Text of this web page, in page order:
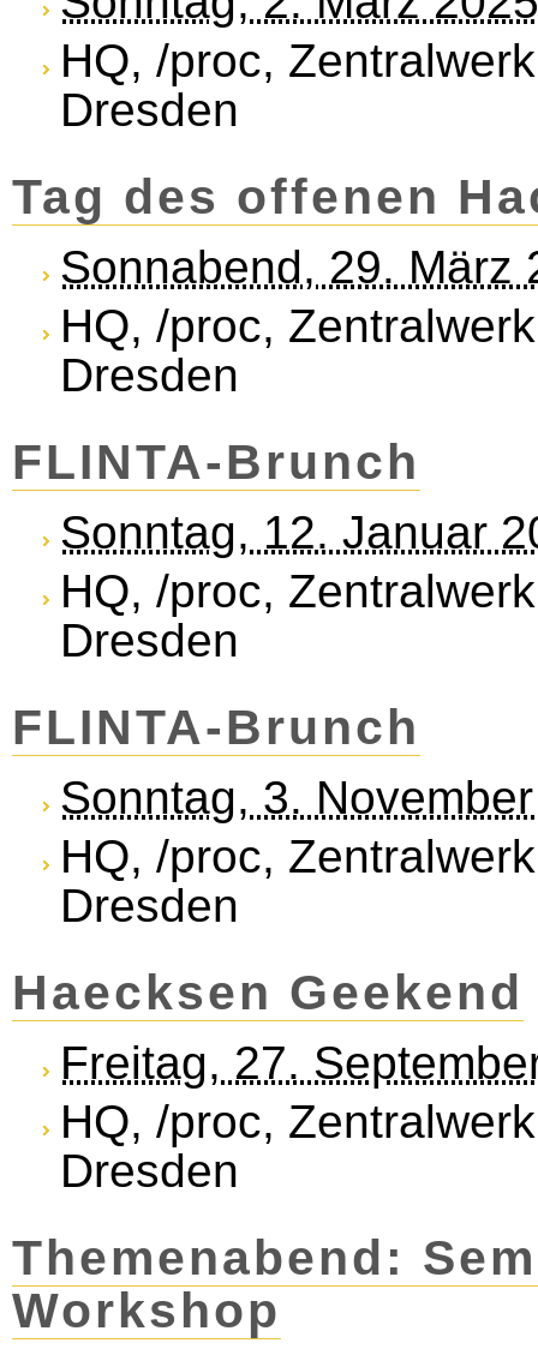
HQ, /proc,
Dresden
Tag des offenen
Sonnabend, 29. März
HQ, /proc,
Dresden
FLINTA-Brunch
Sonntag, 12. Januar
HQ, /proc,
Dresden
FLINTA-Brunch
Sonntag, 3.
HQ, /proc,
Dresden
Haecksen Geekend
Freitag, 27.
HQ, /proc,
Dresden
Themenabend:
Workshop